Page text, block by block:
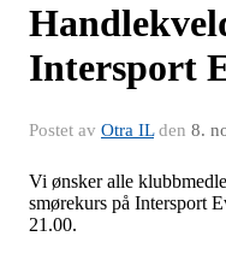
Intersport
Postet av Otra ILden 8.
Vi ønsker alle
smørekurs på Intersport
21.00.